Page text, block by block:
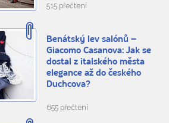
515 přečtení
Benátský lev salónů –
Giacomo Casanova: Jak se
dostal z italského města
elegance až do českého
Duchcova?
655 přečtení